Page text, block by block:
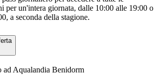
per un'intera giornata, dalle 10:00 alle 19:00 o
a seconda della stagione.
ad Aqualandia Benidorm